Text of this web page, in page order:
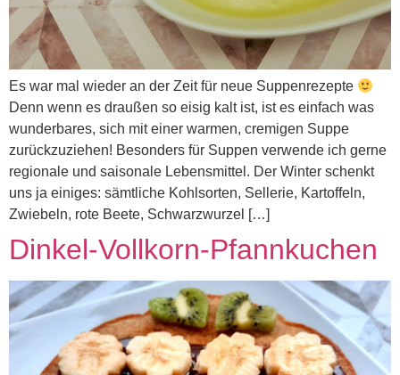
Es war mal wieder an der Zeit für neue Suppenrezepte
Denn wenn es draußen so eisig kalt ist, ist es einfach was
wunderbares, sich mit einer warmen, cremigen Suppe
zurückzuziehen! Besonders für Suppen verwende ich gerne
regionale und saisonale Lebensmittel. Der Winter schenkt
uns ja einiges: sämtliche Kohlsorten, Sellerie, Kartoffeln,
Zwiebeln, rote Beete, Schwarzwurzel […]
Dinkel-Vollkorn-Pfannkuchen